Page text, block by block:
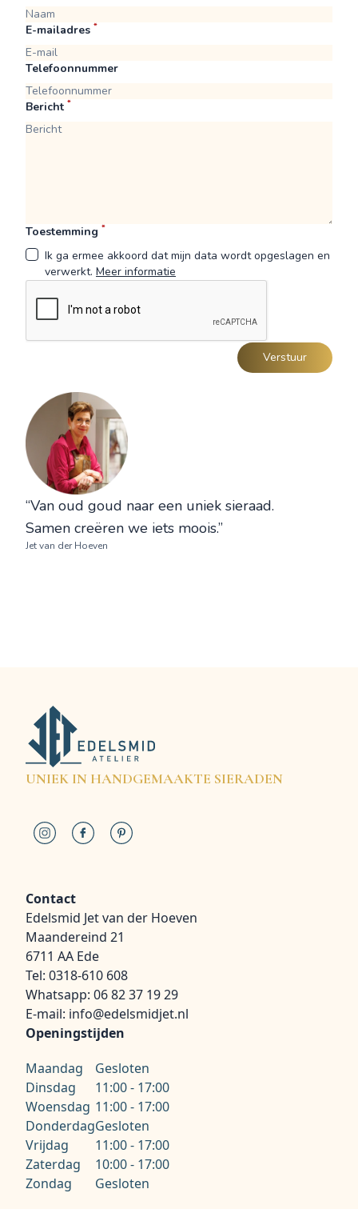
E-mailadres *
Telefoonnummer
Bericht *
Toestemming *
Ik ga ermee akkoord dat mijn data wordt opgeslagen en
verwerkt. Meer informatie
Verstuur
“Van oud goud naar een uniek sieraad.
Samen creëren we iets moois.”
Jet van der Hoeven
UNIEK IN HANDGEMAAKTE SIERADEN
Contact
Edelsmid Jet van der Hoeven
Maandereind 21
6711 AA Ede
Tel: 0318-610 608
Whatsapp: 06 82 37 19 29
E-mail: info@edelsmidjet.nl
Openingstijden
Maandag
Gesloten
Dinsdag
11:00 - 17:00
Woensdag 11:00 - 17:00
DonderdagGesloten
Vrijdag
11:00 - 17:00
Zaterdag
10:00 - 17:00
Zondag
Gesloten